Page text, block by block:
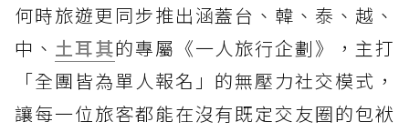
何時旅遊更同步推出涵蓋台、韓、泰、越、
中、 土耳其的專屬《一人旅行企劃》，主打
「全團皆為單人報名」的無壓力社交模式，
讓每一位旅客都能在沒有既定交友圈的包袱